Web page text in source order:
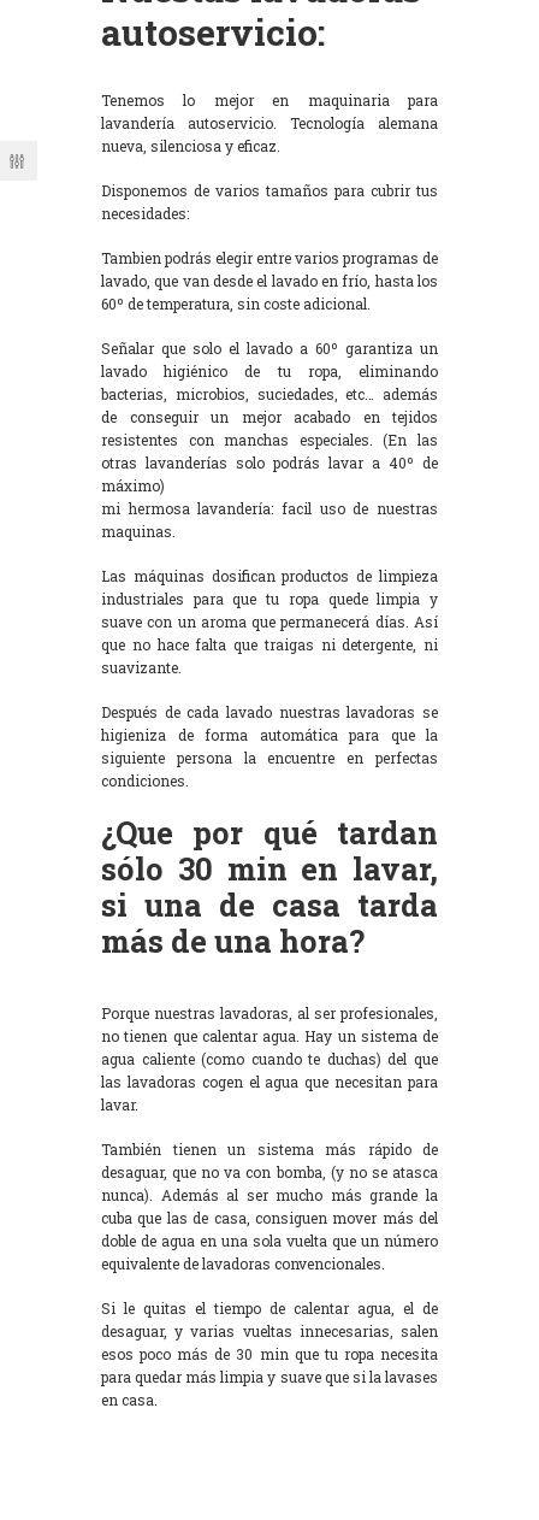
autoservicio:
Tenemos lo mejor en maquinaria para
lavandería autoservicio. Tecnología alemana
nueva, silenciosa y eficaz.
Disponemos de varios tamaños para cubrir tus
necesidades:
Tambien podrás elegir entre varios programas de
lavado, que van desde el lavado en frío, hasta los
60º de temperatura, sin coste adicional.
Señalar que solo el lavado a 60º garantiza un
lavado higiénico de tu ropa, eliminando
bacterias, microbios, suciedades, etc… además
de conseguir un mejor acabado en tejidos
resistentes con manchas especiales. (En las
otras lavanderías solo podrás lavar a 40º de
máximo)
mi hermosa lavandería: facil uso de nuestras
maquinas.
Las máquinas dosifican productos de limpieza
industriales para que tu ropa quede limpia y
suave con un aroma que permanecerá días. Así
que no hace falta que traigas ni detergente, ni
suavizante.
Después de cada lavado nuestras lavadoras se
higieniza de forma automática para que la
siguiente persona la encuentre en perfectas
condiciones.
¿Que por qué tardan
sólo 30 min en lavar,
si una de casa tarda
más de una hora?
Porque nuestras lavadoras, al ser profesionales,
no tienen que calentar agua. Hay un sistema de
agua caliente (como cuando te duchas) del que
las lavadoras cogen el agua que necesitan para
lavar.
También tienen un sistema más rápido de
desaguar, que no va con bomba, (y no se atasca
nunca). Además al ser mucho más grande la
cuba que las de casa, consiguen mover más del
doble de agua en una sola vuelta que un número
equivalente de lavadoras convencionales.
Si le quitas el tiempo de calentar agua, el de
desaguar, y varias vueltas innecesarias, salen
esos poco más de 30 min que tu ropa necesita
para quedar más limpia y suave que si la lavases
en casa.